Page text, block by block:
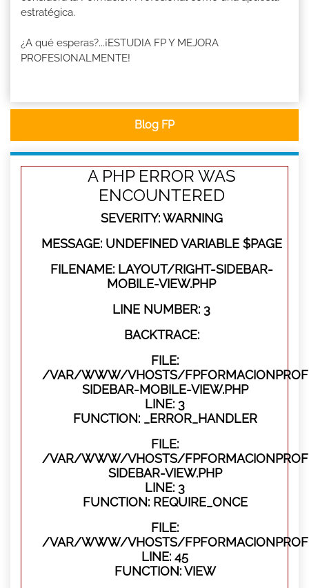
estratégica.
¿A qué esperas?...¡ESTUDIA FP Y MEJORA
PROFESIONALMENTE!
Blog FP
A PHP ERROR WAS
ENCOUNTERED
SEVERITY: WARNING
MESSAGE: UNDEFINED VARIABLE $PAGE
FILENAME: LAYOUT/RIGHT-SIDEBAR-
MOBILE-VIEW.PHP
LINE NUMBER: 3
BACKTRACE:
FILE:
/VAR/WWW/VHOSTS/
SIDEBAR-MOBILE-VIEW.PHP
LINE: 3
FUNCTION: _ERROR_HANDLER
FILE:
/VAR/WWW/VHOSTS/
SIDEBAR-VIEW.PHP
LINE: 3
FUNCTION: REQUIRE_ONCE
FILE:
/VAR/WWW/VHOSTS/
LINE: 45
FUNCTION: VIEW